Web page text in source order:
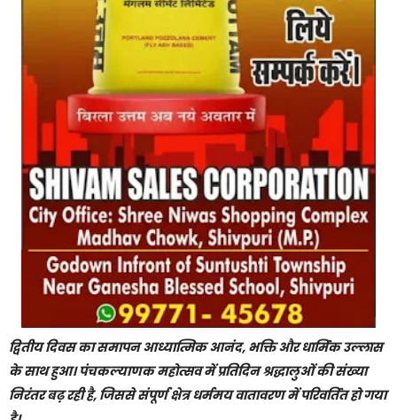
द्वितीय दिवस का समापन आध्यात्मिक आनंद, भक्ति और धार्मिक उल्लास
के साथ हुआ। पंचकल्याणक महोत्सव में प्रतिदिन श्रद्धालुओं की संख्या
निरंतर बढ़ रही है, जिससे संपूर्ण क्षेत्र धर्ममय वातावरण में परिवर्तित हो गया